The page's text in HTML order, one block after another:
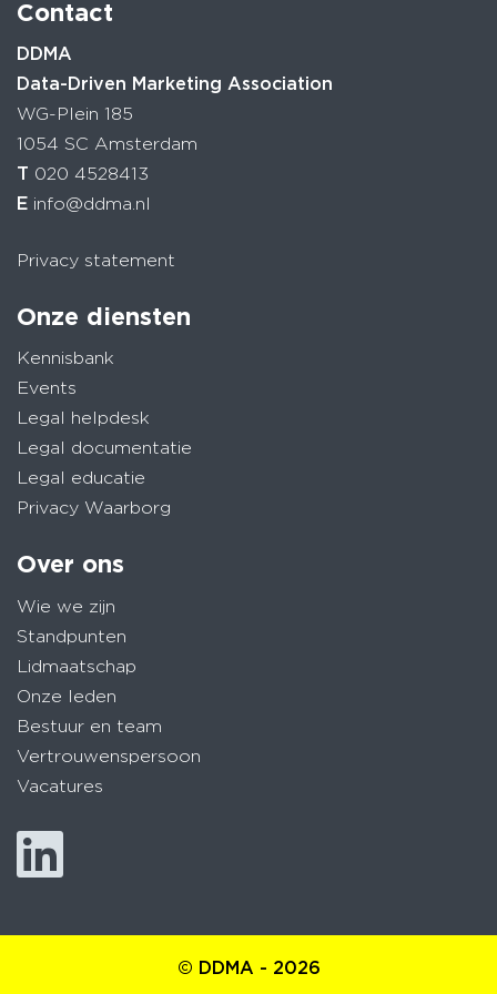
Contact
DDMA
Data-Driven Marketing Association
WG-Plein 185
1054 SC Amsterdam
T 020 4528413
E info@ddma.nl
Privacy statement
Onze diensten
Kennisbank
Events
Legal helpdesk
Legal documentatie
Legal educatie
Privacy Waarborg
Over ons
Wie we zijn
Standpunten
Lidmaatschap
Onze leden
Bestuur en team
Vertrouwenspersoon
Vacatures
© DDMA - 2026